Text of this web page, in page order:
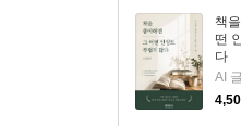
책
떤
다
AI